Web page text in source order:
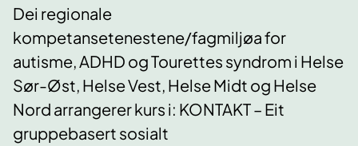
Dei regionale
kompetansetenestene/fagmiljøa for
autisme, ADHD og Tourettes syndrom i Helse
Sør-Øst, Helse Vest, Helse Midt og Helse
Nord arrangerer kurs i: KONTAKT – Eit
gruppebasert sosialt